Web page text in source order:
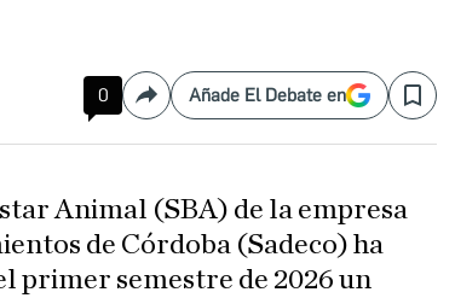
0 CompartirAñade El Debate en Save
Animal (SBA) de la empresa
de Córdoba (Sadeco) ha
primer semestre de 2026 un